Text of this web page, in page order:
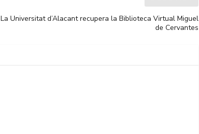
La Universitat d’Alacant recupera la Biblioteca Virtual Miguel
de Cervantes